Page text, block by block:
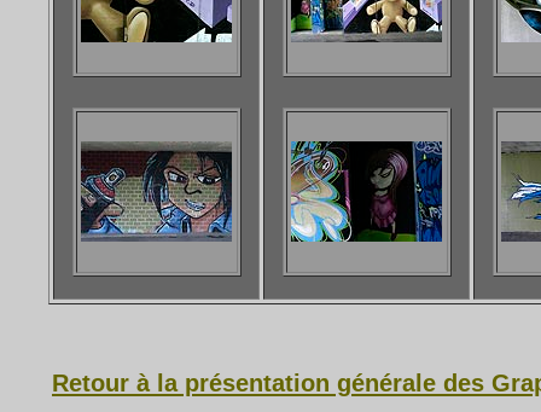
Retour à la présentation générale des